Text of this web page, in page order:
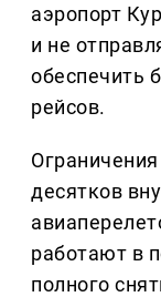
аэропорт
и не
обеспечить
рейсов.
десятков
работают в
полного